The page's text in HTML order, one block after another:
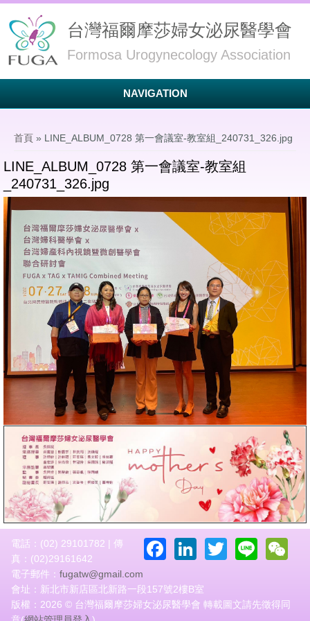
台灣福爾摩莎婦女泌尿醫學會
Formosa Urogynecology Association
NAVIGATION
首頁 » LINE_ALBUM_0728 第一會議室-教室組_240731_326.jpg
LINE_ALBUM_0728 第一會議室-教室組
_240731_326.jpg
Facebook
LinkedIn
Twitter
Line
電話：(02) 29101782 | 傳
真：(02)29161642
電子郵件： fugatw@gmail.com
會址：新北市新店區北新路一段157號2樓B室
版權：2026 © 台灣福爾摩莎婦女泌尿醫學會 轉載圖文請先徵得同